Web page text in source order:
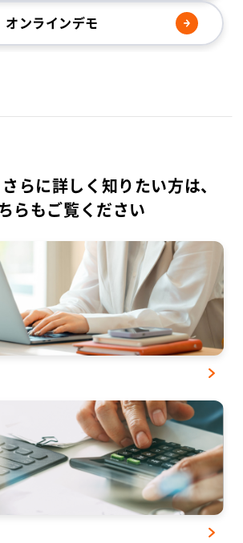
オンラインデモ
らに詳しく知りたい方は、
らもご覧ください